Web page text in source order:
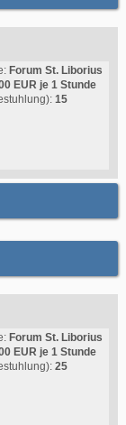
Forum St. Liborius
EUR je 1 Stunde
15
Forum St. Liborius
EUR je 1 Stunde
25